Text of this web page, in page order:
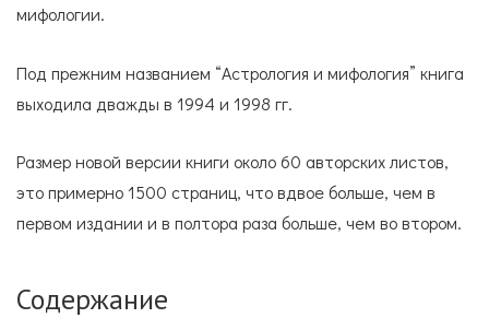
мифологии.
Под прежним названием “Астрология и мифология” книга
выходила дважды в 1994 и 1998 гг.
Размер новой версии книги около 60 авторских листов,
это примерно 1500 страниц, что вдвое больше, чем в
первом издании и в полтора раза больше, чем во втором.
Содержание